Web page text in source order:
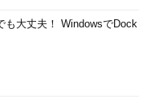
も大丈夫！ WindowsでDock